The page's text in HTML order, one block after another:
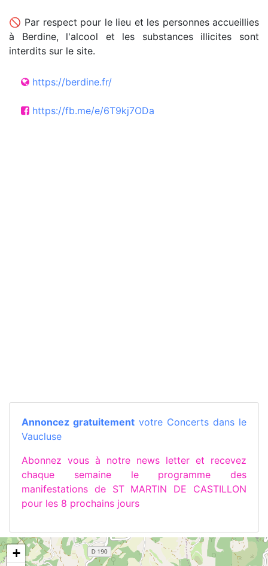
🚫 Par respect pour le lieu et les personnes accueillies
à Berdine, l'alcool et les substances illicites sont
interdits sur le site.
https://berdine.fr/
https://fb.me/e/6T9kj7ODa
Annoncez gratuitement votre Concerts dans le
Vaucluse
Abonnez vous à notre news letter et recevez
chaque semaine le programme des
manifestations de ST MARTIN DE CASTILLON
pour les 8 prochains jours
+